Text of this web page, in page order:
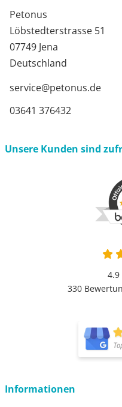
Petonus
Löbstedterstrasse 51
07749 Jena
Deutschland
service@petonus.de
03641 376432
Unsere Kunden sind
4.9
330
Informationen